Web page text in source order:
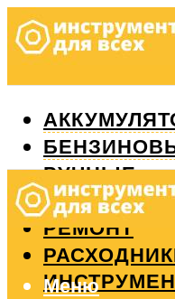
РУЧНЫЕ
РЕМОНТ
Меню